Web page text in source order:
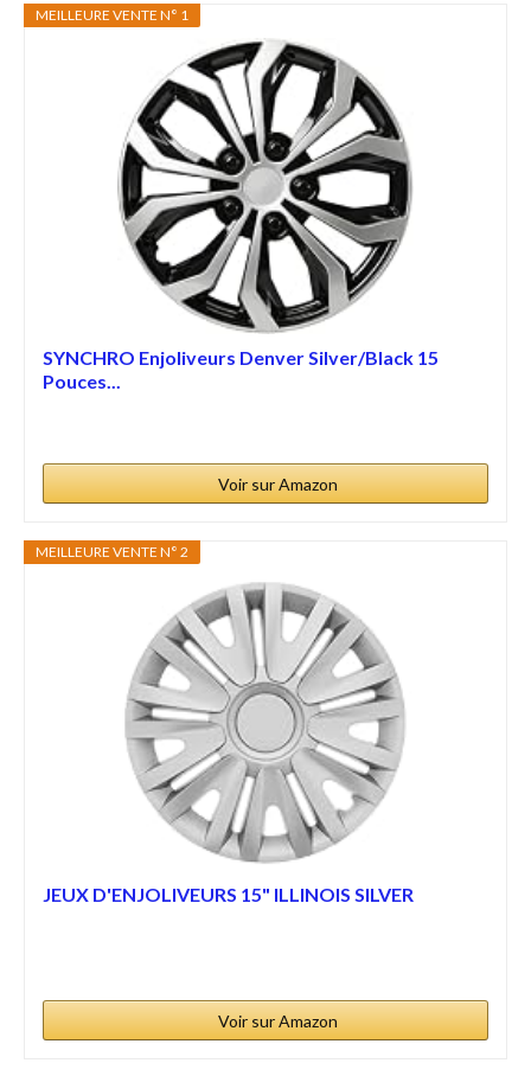
MEILLEURE VENTE N° 1
SYNCHRO Enjoliveurs Denver Silver/Black 15
Pouces...
Voir sur Amazon
MEILLEURE VENTE N° 2
JEUX D'ENJOLIVEURS 15" ILLINOIS SILVER
Voir sur Amazon